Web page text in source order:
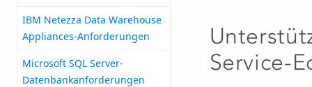
IBM Netezza Data Warehouse
Appliances-Anforderungen
Microsoft SQL Server-
Datenbankanforderungen
Service-